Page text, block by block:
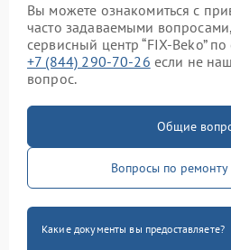
Вы можете ознакомиться с
часто задаваемыми
сервисный центр “FIX-Beko”
+7 (844) 290-70-26 если не
вопрос.
Общие
Вопросы по
Какие документы вы предоставляете?